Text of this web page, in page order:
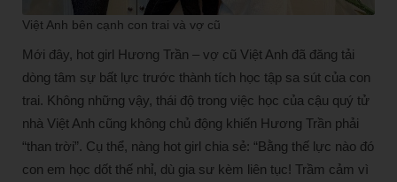
Việt Anh bên cạnh con trai và vợ cũ
Mới đây, hot girl Hương Trần – vợ cũ Việt Anh đã đăng tải
dòng tâm sự bất lực trước thành tích học tập sa sút của con
trai. Không những vậy, thái độ trong việc học của cậu quý tử
nhà Việt Anh cũng không chủ động khiến Hương Trần phải
“than trời”. Cụ thể, nàng hot girl chia sẻ: “Bằng thế lực nào đó
con em học dốt thế nhỉ, dù gia sư kèm liên tục! Trầm cảm vì